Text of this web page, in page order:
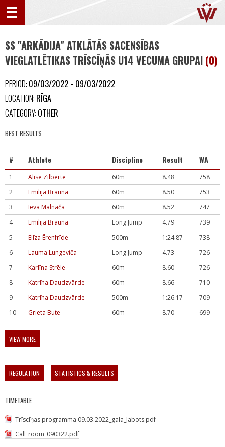
SS "ARKĀDIJA" ATKLĀTĀS SACENSĪBAS
VIEGLATLĒTIKAS TRĪSCĪŅĀS U14 VECUMA GRUPAI (0)
PERIOD: 09/03/2022 - 09/03/2022
LOCATION: RĪGA
CATEGORY: OTHER
BEST RESULTS
# Athlete Discipline Result WA
1 Alise Zilberte 60m 8.48
758
2
Emīlija Brauna 60m 8.50
753
3
Ieva Malnača 60m 8.52
747
4
Emīlija Brauna Long Jump 4.79
739
5
Elīza Ērenfrīde 500m 1:24.87
738
6
Lauma Lungeviča Long Jump 4.73
726
7
Karlīna Strēle 60m 8.60
726
8
Katrīna Daudzvārde 60m 8.66
710
9
Katrīna Daudzvārde 500m 1:26.17
709
10
Grieta Bute 60m 8.70 699
VIEW MORE
REGULATION STATISTICS & RESULTS
TIMETABLE
Trīscīņas programma 09.03.2022_gala_labots.pdf
Call_room_090322.pdf